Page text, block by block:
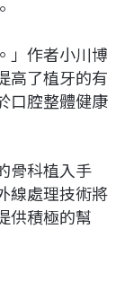
」作者小川博
高了植牙的有
口腔整體健康
骨科植入手
線處理技術將
供積極的幫